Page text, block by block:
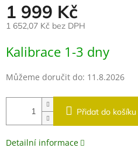
1 999 Kč
1 652,07 Kč bez DPH
cena:
Kalibrace 1-3 dny
Můžeme doručit do: 11.8.2026
Přidat do košíku
Detailní informace